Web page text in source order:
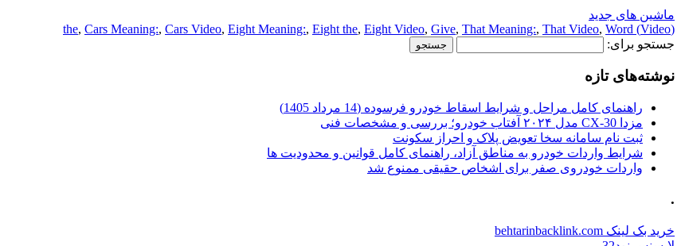
ماشین های جدید
(Video) the
, Cars Meaning:, Cars Video, Eight Meaning:, Eight the, Eight Video, Give, That Meaning:, That Video, Word
جستجو برای:
نوشته‌های تازه
راهنمای کامل مراحل و شرایط اسقاط خودرو فرسوده (14 مرداد 1405)
مزدا CX-30 مدل ۲۰۲۴ آفتاب خودرو؛ بررسی و مشخصات فنی
ثبت نام سامانه سخا تعویض پلاک و احراز سکونت
شرایط واردات خودرو به مناطق آزاد، راهنمای کامل قوانین و محدودیت ها
واردات خودروی صفر برای اشخاص حقیقی ممنوع شد
.
خرید بک لینک behtarinbacklink.com